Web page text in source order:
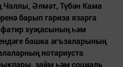
Әлмәт, Түбән Кама
барып гариза язарга
фатир хуҗасының һәм
башка әгъзаларының
нотариуста
займ һәм социаль